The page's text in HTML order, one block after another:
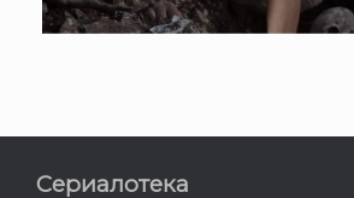
Сериалотека